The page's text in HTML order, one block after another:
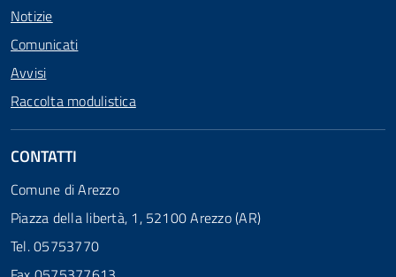
Notizie
Comunicati
Avvisi
Raccolta modulistica
CONTATTI
Comune di Arezzo
Piazza della libertà, 1, 52100 Arezzo (AR)
Tel. 05753770